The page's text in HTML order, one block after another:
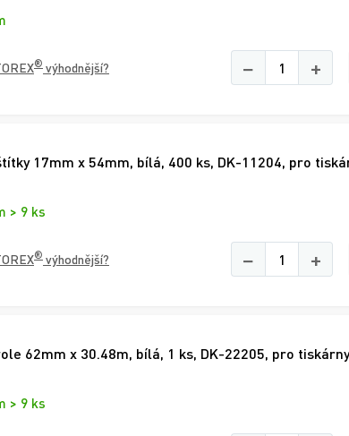
® výhodnější? − +
17mm x 54mm, bílá, 400 ks, DK-11204, pro
> 9 ks
® výhodnější? − +
62mm x 30.48m, bílá, 1 ks, DK-22205, pro tiskárny
> 9 ks